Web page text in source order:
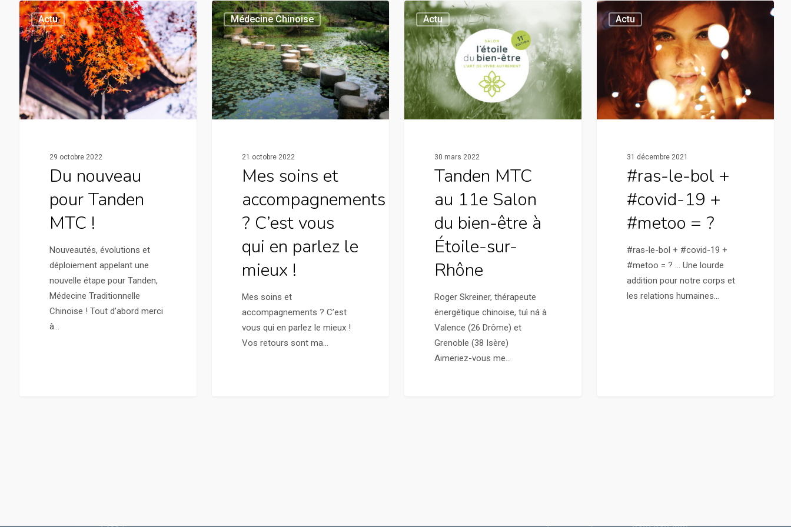
Actu
29 octobre 2022
Du nouveau
pour Tanden
MTC !
Nouveautés, évolutions et
déploiement appelant une
nouvelle étape pour Tanden,
Médecine Traditionnelle
Chinoise ! Tout d’abord merci
à…
Médecine Chinoise
21 octobre 2022
Mes soins et
accompagnements
? C’est vous
qui en parlez le
mieux !
Mes soins et
accompagnements ? C’est
vous qui en parlez le mieux !
Vos retours sont ma…
Actu
30 mars 2022
Tanden MTC
au 11e Salon
du bien-être à
Étoile-sur-
Rhône
Roger Skreiner, thérapeute
énergétique chinoise, tuì ná à
Valence (26 Drôme) et
Grenoble (38 Isère)
Aimeriez-vous me…
Actu
31 décembre 2021
#ras-le-bol +
#covid-19 +
#metoo = ?
#ras-le-bol + #covid-19 +
#metoo = ? … Une lourde
addition pour notre corps et
les relations humaines…